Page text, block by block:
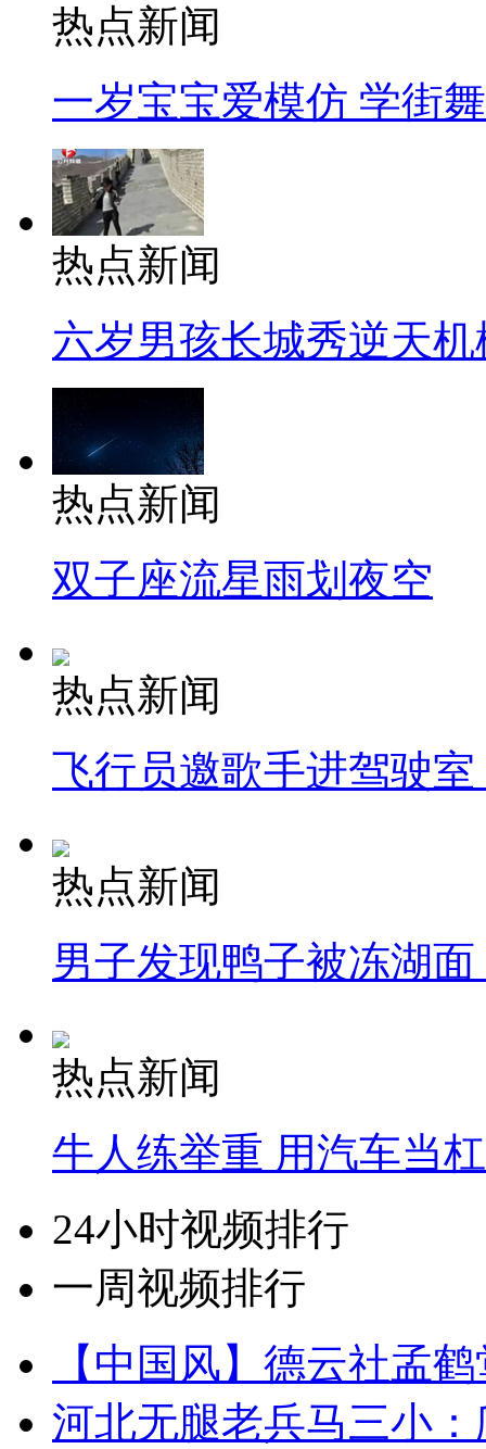
热点新闻
一岁宝宝爱模仿 学街
热点新闻
六岁男孩长城秀逆天机
热点新闻
双子座流星雨划夜空
热点新闻
飞行员邀歌手进驾驶
热点新闻
男子发现鸭子被冻湖
热点新闻
牛人练举重 用汽车当
24小时视频排行
一周视频排行
【中国风】德云社孟
河北无腿老兵马三小